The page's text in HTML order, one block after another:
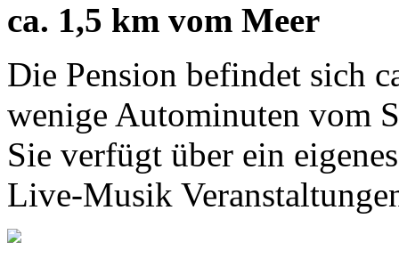
ca. 1,5 km vom Meer
Die Pension befindet sich
wenige Autominuten vom
Sie verfügt über ein
Live-Musik